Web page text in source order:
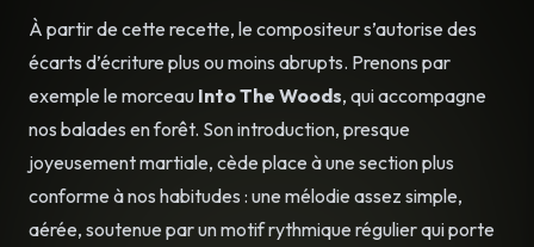
À partir de cette recette, le compositeur s’autorise des
écarts d’écriture plus ou moins abrupts. Prenons par
exemple le morceau Into The Woods, quiaccompagne
nos balades en forêt. Son introduction, presque
joyeusement martiale, cède place à une section plus
conforme à nos habitudes : une mélodie assez simple,
aérée, soutenue par un motif rythmique régulier qui porte